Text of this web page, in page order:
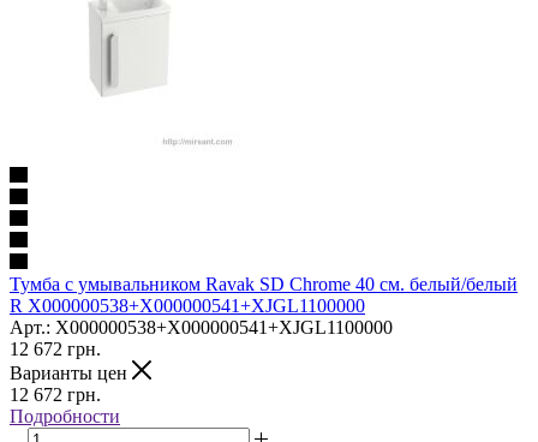
Тумба с умывальником Ravak SD Chrome 40 см. белый/белый
R X000000538+X000000541+XJGL1100000
Арт.: X000000538+X000000541+XJGL1100000
12 672 грн.
Варианты цен
12 672 грн.
Подробности